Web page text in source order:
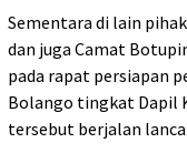
Sementara di lain
dan juga Camat
pada rapat persiapan
Bolango tingkat Dapil
tersebut berjalan